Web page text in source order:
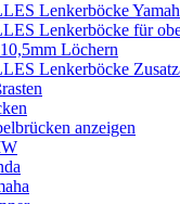
Lenkerböcke
Lenkerböcke für
Löchern
Lenkerböcke
anzeigen